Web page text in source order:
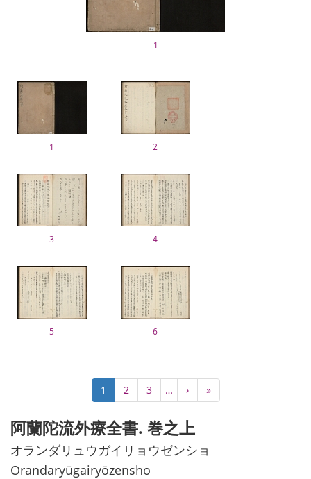
1
1 2
3 4
5 6
Current
page
1 Page
2 Page
3 …
Next
page
›
Last
page
»
阿蘭陀流外療全書. 巻之上
オランダリュウガイリョウゼンショ
Orandaryūgairyōzensho